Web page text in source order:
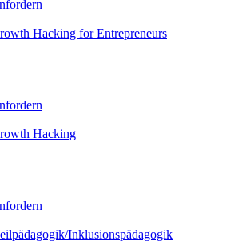
Hacking for Entrepreneurs
Hacking
Inklusionspädagogik